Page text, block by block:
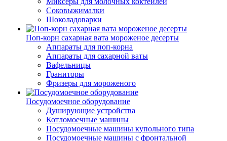
Соковыжималки
Шоколадоварки
Поп-корн сахарная вата мороженое десерты
Аппараты для поп-корна
Аппараты для сахарной ваты
Вафельницы
Граниторы
Фризеры для мороженого
Посудомоечное оборудование
Душирующие устройства
Котломоечные машины
Посудомоечные машины купольного типа
Посудомоечные машины с фронтальной